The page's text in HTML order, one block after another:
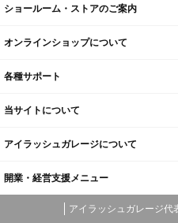
ショールーム・ストアのご案内
オンラインショップについて
各種サポート
当サイトについて
アイラッシュガレージについて
開業・経営支援メニュー
アイラッシュガレージ代